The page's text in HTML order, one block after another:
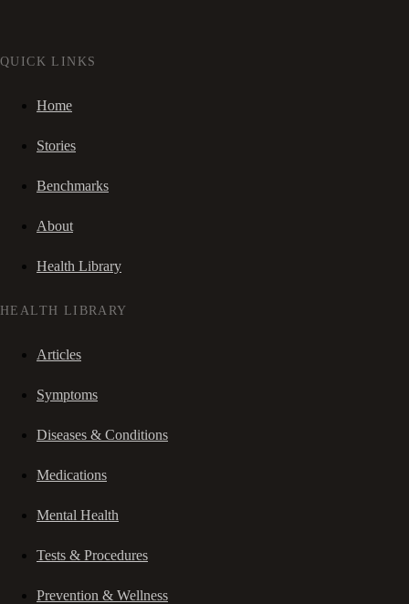
QUICK LINKS
Home
Stories
Benchmarks
About
Health Library
HEALTH LIBRARY
Articles
Symptoms
Diseases & Conditions
Medications
Mental Health
Tests & Procedures
Prevention & Wellness